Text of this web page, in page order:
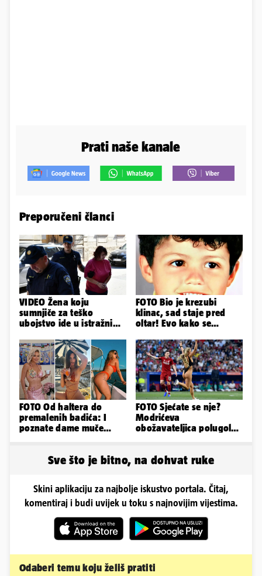
Prati naše kanale
Preporučeni članci
VIDEO Žena koju
sumnjiče za teško
ubojstvo ide u istražni
godina!
FOTO Bio je krezubi
klinac, sad staje pred
oltar! Evo kako se
najvećih...
FOTO Od haltera do
premalenih badića: I
poznate dame muče
FOTO Sjećate se nje?
Modrićeva
obožavateljica polugola
Sve što je bitno, na dohvat ruke
Skini aplikaciju za najbolje iskustvo portala. Čitaj,
komentiraj i budi uvijek u toku s najnovijim vijestima.
Odaberi temu koju želiš pratiti